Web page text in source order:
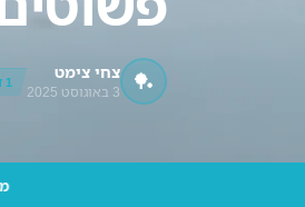
🏓 צחי צימט
3 באוגוסט 2025
1 דקות קריאה